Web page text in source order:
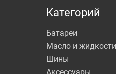
Категорий
Батареи
Масло и жидкости
Шины
Аксессуары